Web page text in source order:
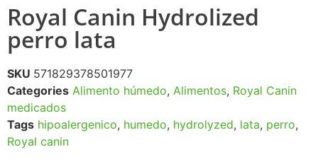
Royal Canin Hydrolized
perro lata
SKU 571829378501977
Categories Alimento húmedo, Alimentos, Royal Canin
medicados
Tags hipoalergenico, humedo, hydrolyzed, lata, perro,
Royal canin